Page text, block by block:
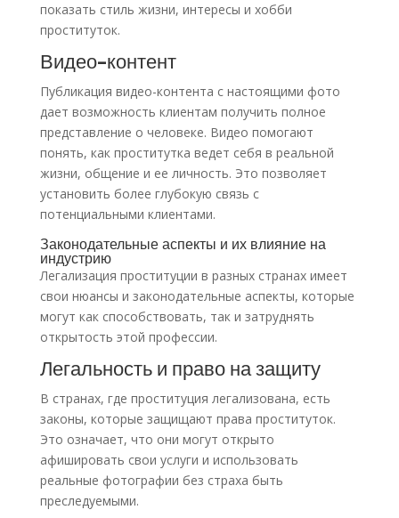
показать стиль жизни, интересы и хобби
проституток.
Видео-контент
Публикация видео-контента с настоящими фото
дает возможность клиентам получить полное
представление о человеке. Видео помогают
понять, как проститутка ведет себя в реальной
жизни, общение и ее личность. Это позволяет
установить более глубокую связь с
потенциальными клиентами.
Законодательные аспекты и их влияние на
индустрию
Легализация проституции в разных странах имеет
свои нюансы и законодательные аспекты, которые
могут как способствовать, так и затруднять
открытость этой профессии.
Легальность и право на защиту
В странах, где проституция легализована, есть
законы, которые защищают права проституток.
Это означает, что они могут открыто
афишировать свои услуги и использовать
реальные фотографии без страха быть
преследуемыми.